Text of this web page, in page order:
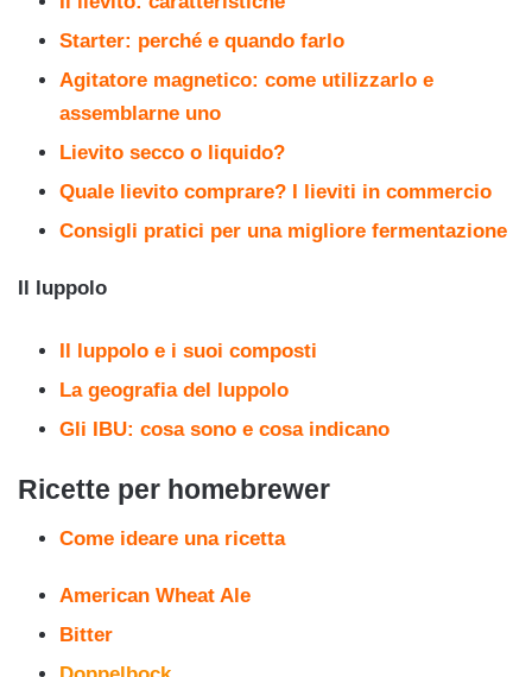
Starter: perché e quando farlo
Agitatore magnetico: come utilizzarlo e
assemblarne uno
Lievito secco o liquido?
Quale lievito comprare? I lieviti in commercio
Consigli pratici per una migliore fermentazione
Il luppolo
Il luppolo e i suoi composti
La geografia del luppolo
Gli IBU: cosa sono e cosa indicano
Ricette per homebrewer
Come ideare una ricetta
American Wheat Ale
Bitter